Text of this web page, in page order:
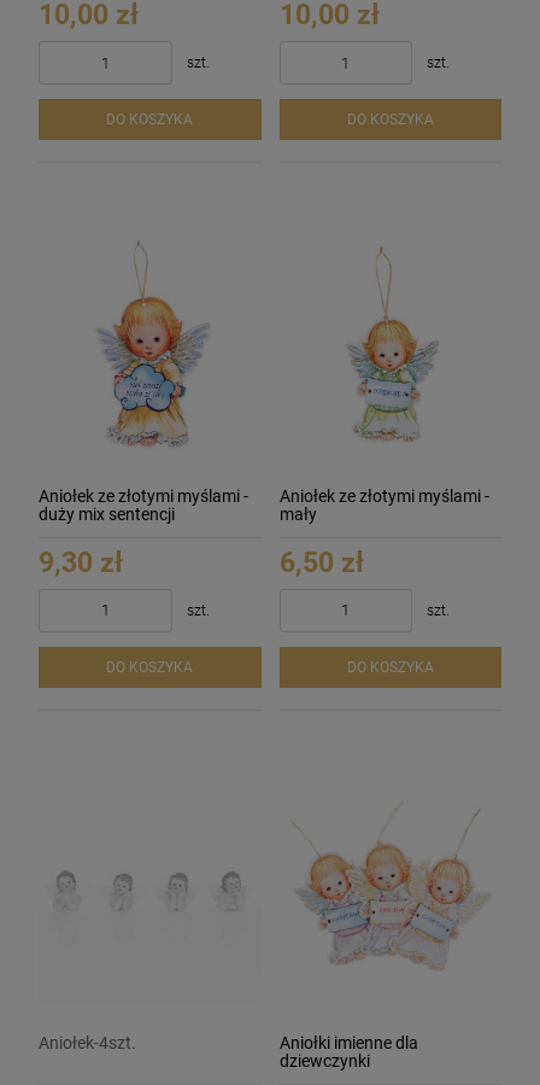
10,00 zł
szt.
DO KOSZYKA
10,00 zł
szt.
DO KOSZYKA
Aniołek ze złotymi myślami -
duży mix sentencji
9,30 zł
szt.
DO KOSZYKA
Aniołek ze złotymi myślami -
mały
6,50 zł
szt.
DO KOSZYKA
Aniołek-4szt.
Aniołki imienne dla
dziewczynki